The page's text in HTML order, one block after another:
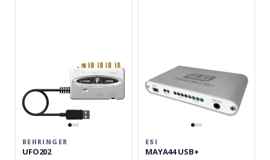
BEHRINGER
UFO202
ESI
MAYA44 USB+